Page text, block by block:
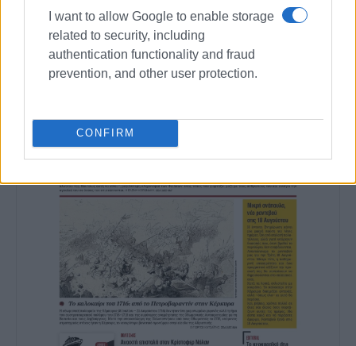
I want to allow Google to enable storage
related to security, including
authentication functionality and fraud
prevention, and other user protection.
CONFIRM
Συνδρομητές στο e-paper